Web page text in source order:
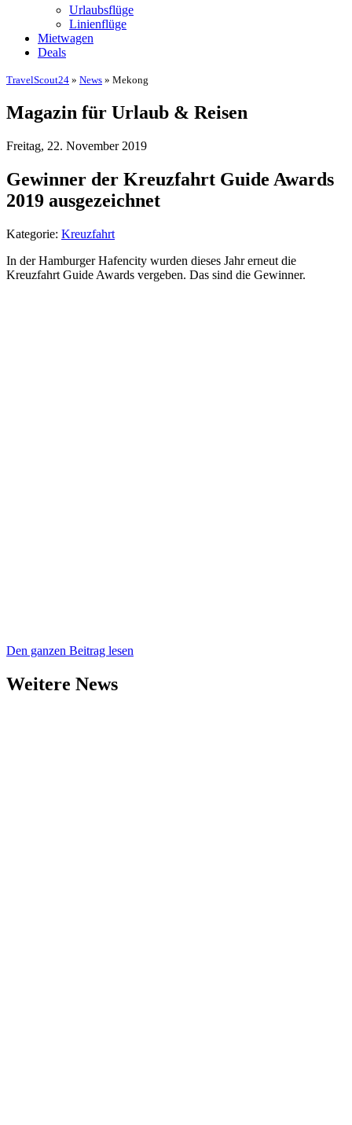
Urlaubsflüge
Linienflüge
Mietwagen
Deals
TravelScout24 » News » Mekong
Magazin für Urlaub & Reisen
Freitag, 22. November 2019
Gewinner der Kreuzfahrt Guide Awards
2019 ausgezeichnet
Kategorie: Kreuzfahrt
In der Hamburger Hafencity wurden dieses Jahr erneut die
Kreuzfahrt Guide Awards vergeben. Das sind die Gewinner.
Den ganzen Beitrag lesen
Weitere News